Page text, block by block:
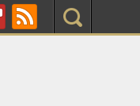
Search